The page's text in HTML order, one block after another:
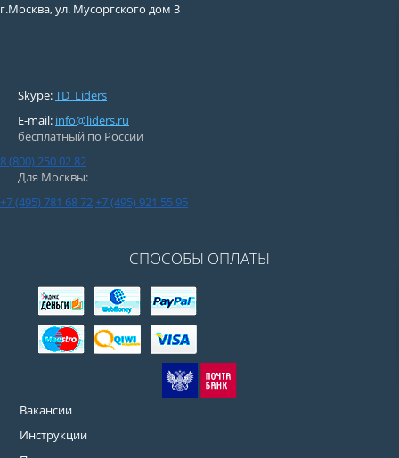
г.Москва, ул. Мусоргского дом 3
Skype:TD_Liders
E-mail: info@liders.ru
бесплатный по России
8 (800) 250 02 82
Для Москвы:
+7 (495) 781 68 72+7 (495) 921 55 95
СПОСОБЫ ОПЛАТЫ
Вакансии
Инструкции